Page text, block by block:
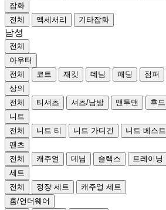
잡화
전체
액세서리 기타잡화
남성
전체
아우터
전체
코트 재킷 데님 패딩 점퍼
상의
전체
티셔츠 셔츠/남방 맨투맨 후드
니트
전체
니트 티 니트 가디건 니트 베스트
팬츠
전체
캐주얼 데님 슬랙스
트레이닝
세트
전체
정장 세트
캐주얼 세트
홈/언더웨어